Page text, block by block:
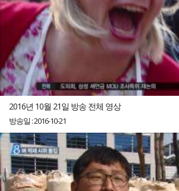
2016년 10월 21일 방송 전체 영상
방송일 : 2016-10-21